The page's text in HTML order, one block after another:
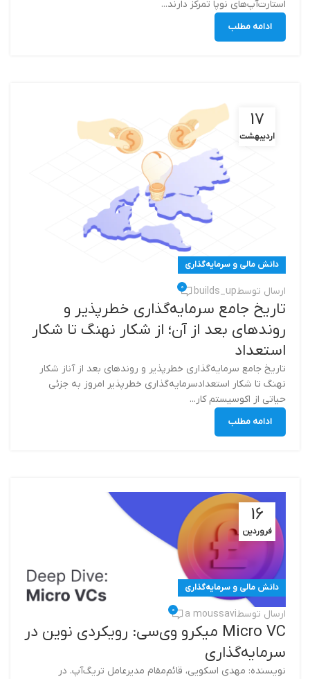
استارت‌آپ‌های نوپا تمرکز دارند...
ادامه مطلب
17
اردیبهشت
دانش مالی و سرمایه‌گذاری
ارسال توسطbuilds_up
0
تاریخ جامع سرمایه‌گذاری خطرپذیر و
روندهای بعد از آن؛ از شکار نهنگ تا شکار
استعداد
تاریخ جامع سرمایه‌گذاری خطرپذیر و روندهای بعد از آناز شکار
نهنگ تا شکار استعدادسرمایه‌گذاری خطرپذیر امروز به جزئی
حیاتی از اکوسیستم کار...
ادامه مطلب
16
فروردین
دانش مالی و سرمایه‌گذاری
ارسال توسطa moussavi
0
Micro VC میکرو وی‌سی: رویکردی نوین در
سرمایه‌گذاری
نویسنده: مهدی اسکویی، قائم‌مقام مدیرعامل تریگ‌آپ. در